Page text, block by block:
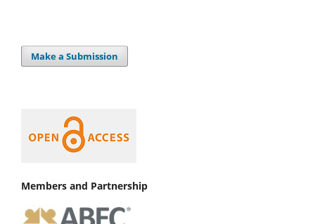
Make a Submission
Members and Partnership